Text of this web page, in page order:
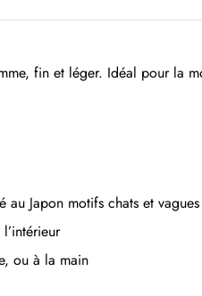
fin et léger. Idéal pour la
au Japon motifs chats et vagues
ou à la main